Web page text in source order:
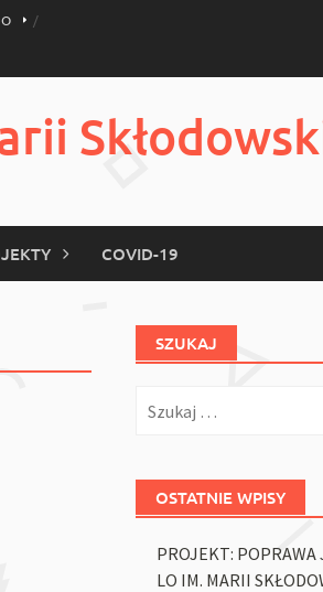
COVID-19
SZUKAJ
OSTATNIE WPISY
PROJEKT: POPRAWA
LO IM. MARII